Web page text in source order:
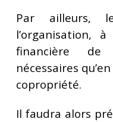
Par ailleurs,
l’organisation,
financière de
nécessaires
copropriété.
Il faudra alors